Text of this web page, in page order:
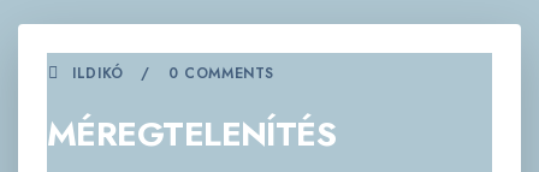
ILDIKÓ 0 COMMENTS
MÉREGTELENÍTÉS